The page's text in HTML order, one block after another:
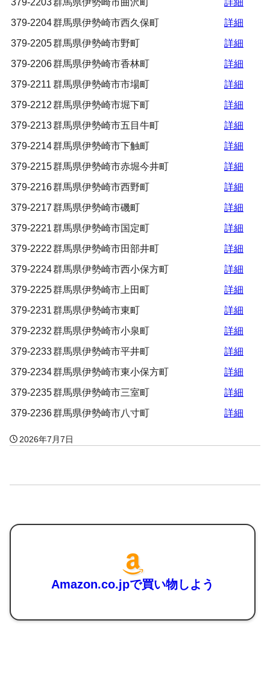
379-2203群馬県伊勢崎市曲沢町
詳細
379-2204群馬県伊勢崎市西久保町
詳細
379-2205群馬県伊勢崎市野町
詳細
379-2206群馬県伊勢崎市香林町
詳細
379-2211 群馬県伊勢崎市市場町
詳細
379-2212群馬県伊勢崎市堀下町
詳細
379-2213群馬県伊勢崎市五目牛町
詳細
379-2214群馬県伊勢崎市下触町
詳細
379-2215群馬県伊勢崎市赤堀今井町
詳細
379-2216群馬県伊勢崎市西野町
詳細
379-2217群馬県伊勢崎市磯町
詳細
379-2221群馬県伊勢崎市国定町
詳細
379-2222群馬県伊勢崎市田部井町
詳細
379-2224群馬県伊勢崎市西小保方町
詳細
379-2225群馬県伊勢崎市上田町
詳細
379-2231群馬県伊勢崎市東町
詳細
379-2232群馬県伊勢崎市小泉町
詳細
379-2233群馬県伊勢崎市平井町
詳細
379-2234群馬県伊勢崎市東小保方町
詳細
379-2235群馬県伊勢崎市三室町
詳細
379-2236群馬県伊勢崎市八寸町 詳細
2026年7月7日
Amazon.co.jpで買い物しよう